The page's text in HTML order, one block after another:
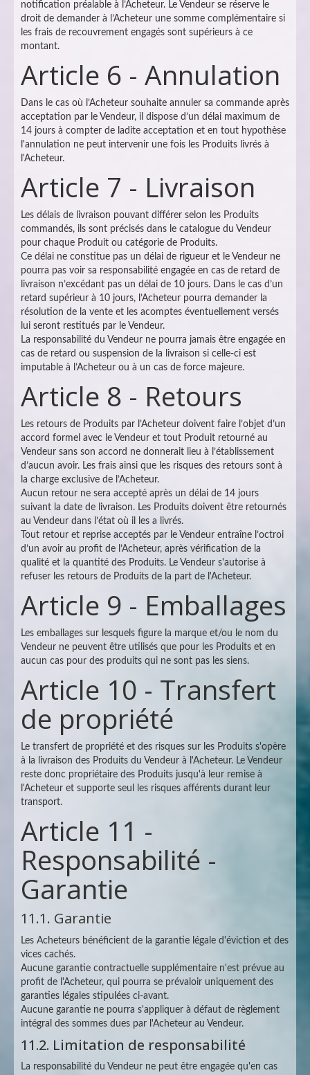
notification préalable à l’Acheteur. Le Vendeur se réserve le
droit de demander à l’Acheteur une somme complémentaire si
les frais de recouvrement engagés sont supérieurs à ce
montant.
Article 6 - Annulation
Dans le cas où l’Acheteur souhaite annuler sa commande après
acceptation par le Vendeur, il dispose d’un délai maximum de
14 jours à compter de ladite acceptation et en tout hypothèse
l'annulation ne peut intervenir une fois les Produits livrés à
l'Acheteur.
Article 7 - Livraison
Les délais de livraison pouvant différer selon les Produits
commandés, ils sont précisés dans le catalogue du Vendeur
pour chaque Produit ou catégorie de Produits.
Ce délai ne constitue pas un délai de rigueur et le Vendeur ne
pourra pas voir sa responsabilité engagée en cas de retard de
livraison n’excédant pas un délai de 10 jours. Dans le cas d’un
retard supérieur à 10 jours, l’Acheteur pourra demander la
résolution de la vente et les acomptes éventuellement versés
lui seront restitués par le Vendeur.
La responsabilité du Vendeur ne pourra jamais être engagée en
cas de retard ou suspension de la livraison si celle-ci est
imputable à l’Acheteur ou à un cas de force majeure.
Article 8 - Retours
Les retours de Produits par l’Acheteur doivent faire l’objet d’un
accord formel avec le Vendeur et tout Produit retourné au
Vendeur sans son accord ne donnerait lieu à l’établissement
d’aucun avoir. Les frais ainsi que les risques des retours sont à
la charge exclusive de l’Acheteur.
Aucun retour ne sera accepté après un délai de 14 jours
suivant la date de livraison. Les Produits doivent être retournés
au Vendeur dans l’état où il les a livrés.
Tout retour et reprise acceptés par le Vendeur entraîne l’octroi
d’un avoir au profit de l’Acheteur, après vérification de la
qualité et la quantité des Produits. Le Vendeur s'autorise à
refuser les retours de Produits de la part de l'Acheteur.
Article 9 - Emballages
Les emballages sur lesquels figure la marque et/ou le nom du
Vendeur ne peuvent être utilisés que pour les Produits et en
aucun cas pour des produits qui ne sont pas les siens.
Article 10 - Transfert
de propriété
Le transfert de propriété et des risques sur les Produits s'opère
à la livraison des Produits du Vendeur à l'Acheteur. Le Vendeur
reste donc propriétaire des Produits jusqu'à leur remise à
l'Acheteur et supporte seul les risques afférents durant leur
transport.
Article 11 -
Responsabilité -
Garantie
11.1. Garantie
Les Acheteurs bénéficient de la garantie légale d'éviction et des
vices cachés.
Aucune garantie contractuelle supplémentaire n'est prévue au
profit de l'Acheteur, qui pourra se prévaloir uniquement des
garanties légales stipulées ci-avant.
Aucune garantie ne pourra s'appliquer à défaut de règlement
intégral des sommes dues par l'Acheteur au Vendeur.
11.2. Limitation de responsabilité
La responsabilité du Vendeur ne peut être engagée qu'en cas